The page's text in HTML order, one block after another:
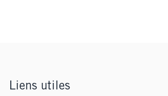
Liens utiles